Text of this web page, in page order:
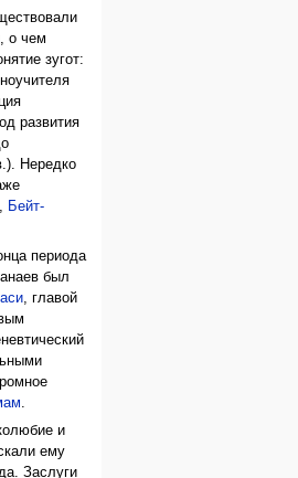
о чем
зугот:
развития
Нередко
Бейт-
периода
был
, главой
и
ему
Заслуги